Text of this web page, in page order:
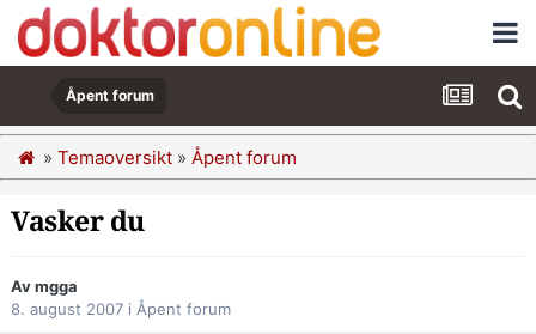
Åpent forum
» Temaoversikt » Åpent forum
Vasker du
Av mgga
8. august 2007 i Åpent forum